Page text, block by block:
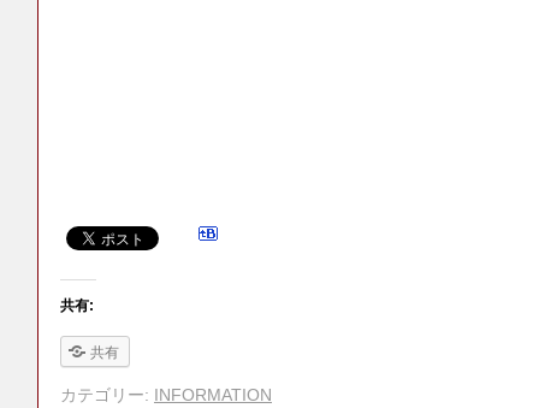
共有:
共有
カテゴリー: INFORMATION